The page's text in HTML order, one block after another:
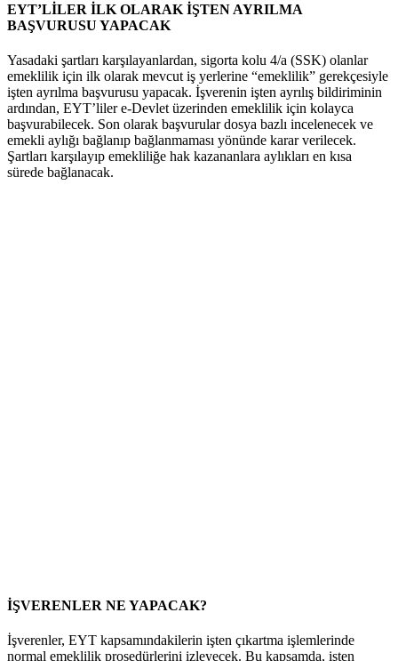
EYT’LİLER İLK OLARAK İŞTEN AYRILMA
BAŞVURUSU YAPACAK
Yasadaki şartları karşılayanlardan, sigorta kolu 4/a (SSK) olanlar
emeklilik için ilk olarak mevcut iş yerlerine “emeklilik” gerekçesiyle
işten ayrılma başvurusu yapacak. İşverenin işten ayrılış bildiriminin
ardından, EYT’liler e-Devlet üzerinden emeklilik için kolayca
başvurabilecek. Son olarak başvurular dosya bazlı incelenecek ve
emekli aylığı bağlanıp bağlanmaması yönünde karar verilecek.
Şartları karşılayıp emekliliğe hak kazananlara aylıkları en kısa
sürede bağlanacak.
İŞVERENLER NE YAPACAK?
İşverenler, EYT kapsamındakilerin işten çıkartma işlemlerinde
normal emeklilik prosedürlerini izleyecek. Bu kapsamda, işten